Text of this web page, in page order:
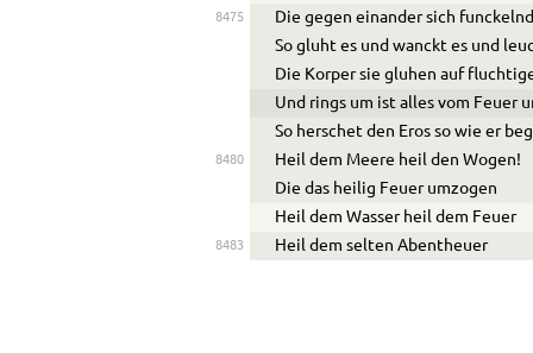
8475
Die gegen einander sich
So glu ht es und wanckt es und
Die Korper sie glu hen auf flu
Und rings um ist alles vom Feuer
So herschet den Eros so wie er
8480
Heil dem Meere heil den Wogen!
Die das heilig Feuer umzogen
Heil dem Wasser heil dem Feuer
8483 Heil dem selten Abentheuer